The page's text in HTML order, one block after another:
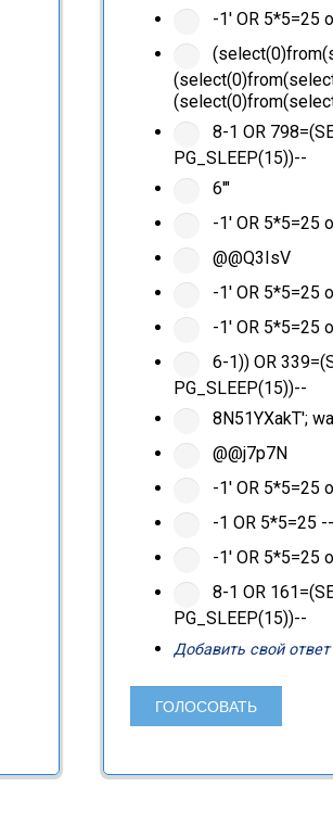
-1' OR 5*5=25
8-1 OR
PG_SLEEP(15))--
6'"
-1' OR 5*5=25
@@Q3IsV
-1' OR 5*5=25
-1' OR 5*5=25
6-1)) OR
PG_SLEEP(15))--
8N51YXakT';
@@j7p7N
-1' OR 5*5=25
-1 OR 5*5=25 --
-1' OR 5*5=25
8-1 OR
PG_SLEEP(15))--
Добавить свой ответ